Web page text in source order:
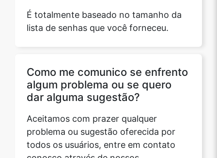
É totalmente baseado no tamanho da
lista de senhas que você forneceu.
Como me comunico se enfrento
algum problema ou se quero
dar alguma sugestão?
Aceitamos com prazer qualquer
problema ou sugestão oferecida por
todos os usuários, entre em contato